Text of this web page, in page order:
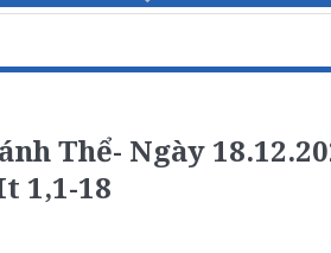
Thể- Ngày
1,1-18